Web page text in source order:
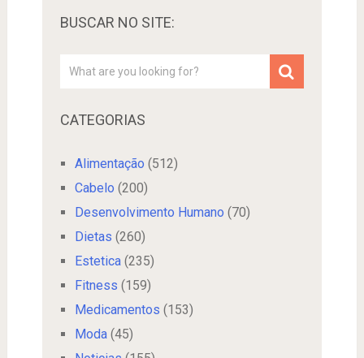
BUSCAR NO SITE:
CATEGORIAS
Alimentação (512)
Cabelo (200)
Desenvolvimento Humano (70)
Dietas (260)
Estetica(235)
Fitness (159)
Medicamentos (153)
Moda(45)